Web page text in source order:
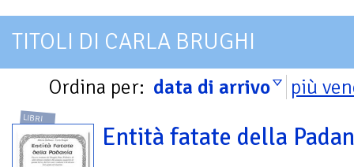
TITOLI DI CARLA BRUGHI
Ordina per: data di arrivo più
LIBRI
Entità fatate della